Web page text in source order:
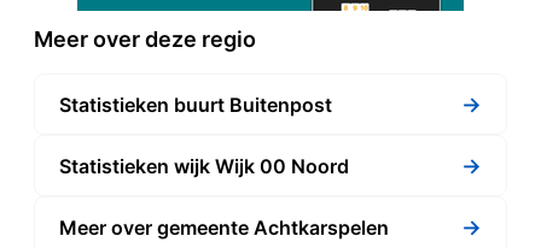
Meer over deze regio
Statistieken buurt Buitenpost →
Statistieken wijk Wijk 00 Noord →
Meer over gemeente Achtkarspelen →